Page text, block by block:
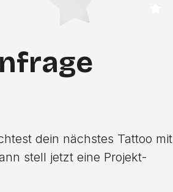
dein nächstes Tattoo mit
stell jetzt eine Projekt-